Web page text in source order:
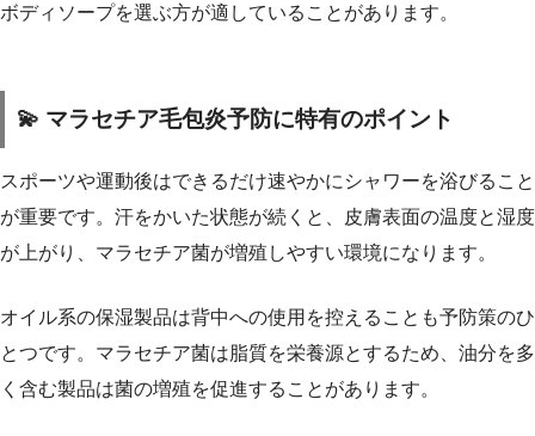
ボディソープを選ぶ方が適していることがあります。
💫 マラセチア毛包炎予防に特有のポイント
スポーツや運動後はできるだけ速やかにシャワーを浴びること
が重要です。汗をかいた状態が続くと、皮膚表面の温度と湿度
が上がり、マラセチア菌が増殖しやすい環境になります。
オイル系の保湿製品は背中への使用を控えることも予防策のひ
とつです。マラセチア菌は脂質を栄養源とするため、油分を多
く含む製品は菌の増殖を促進することがあります。